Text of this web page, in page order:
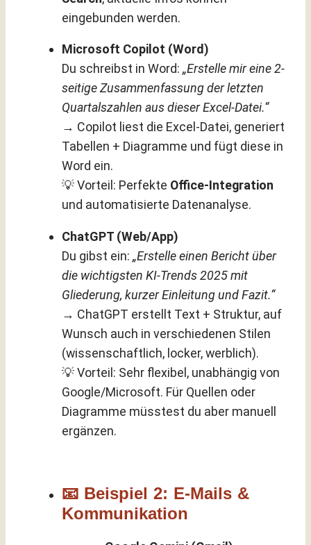
eingebunden werden.
Microsoft Copilot (Word)
Du schreibst in Word:„Erstelle mir eine 2-
seitige Zusammenfassung der letzten
Quartalszahlen aus dieser Excel-Datei.“
→ Copilot liest die Excel-Datei, generiert
Tabellen + Diagramme und fügt diese in
Word ein.
💡 Vorteil: Perfekte Office-Integration
und automatisierte Datenanalyse.
ChatGPT (Web/App)
Du gibst ein:„Erstelle einen Bericht über
die wichtigsten KI-Trends 2025 mit
Gliederung, kurzer Einleitung und Fazit.“
→ ChatGPT erstellt Text + Struktur, auf
Wunsch auch in verschiedenen Stilen
(wissenschaftlich, locker, werblich).
💡 Vorteil: Sehr flexibel, unabhängig von
Google/Microsoft. Für Quellen oder
Diagramme müsstest du aber manuell
ergänzen.
📧 Beispiel 2: E-Mails &
Kommunikation